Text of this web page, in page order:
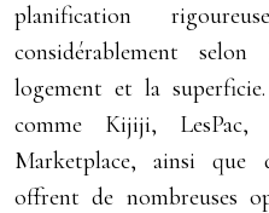
planification
considérablement
logement et la
comme Kijiji, LesPac,
Marketplace, ainsi que
offrent de nombreuses